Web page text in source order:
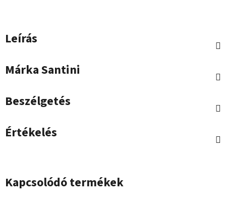
Leírás
MárkaSantini
Beszélgetés
Értékelés
Kapcsolódó termékek